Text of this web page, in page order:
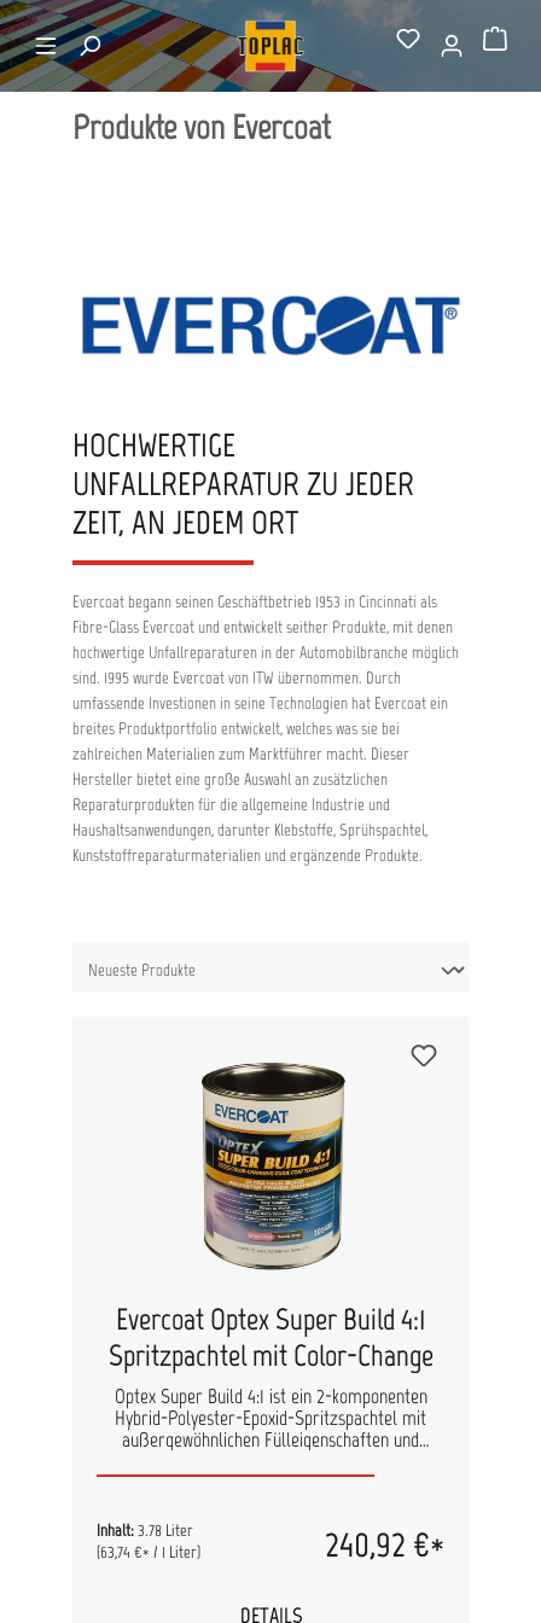
springen
Hersteller von A-Z Evercoat
Produkte von Evercoat
HOCHWERTIGE
UNFALLREPARATUR ZU JEDER
ZEIT, AN JEDEM ORT
Evercoat begann seinen Geschäftbetrieb 1953 in Cincinnati als
Fibre-Glass Evercoat und entwickelt seither Produkte, mit denen
hochwertige Unfallreparaturen in der Automobilbranche möglich
sind. 1995 wurde Evercoat von ITW übernommen. Durch
umfassende Investionen in seine Technologien hat Evercoat ein
breites Produktportfolio entwickelt, welches was sie bei
zahlreichen Materialien zum Marktführer macht. Dieser
Hersteller bietet eine große Auswahl an zusätzlichen
Reparaturprodukten für die allgemeine Industrie und
Haushaltsanwendungen, darunter Klebstoffe, Sprühspachtel,
Kunststoffreparaturmaterialien und ergänzende Produkte.
Evercoat Optex Super Build 4:1
Spritzpachtel mit Color-Change
Optex Super Build 4:1 ist ein 2-komponenten
Hybrid-Polyester-Epoxid-Spritzspachtel mit
außergewöhnlichen Fülleigenschaften und
Technologie. Mit einer Schichtdicke von 100-200
Instandsetzungsarbeiten. Der Spritzspachtel ist
bei der Applikation Rosa und wechselt beim
Vertiefungen rosa belässt. Das Produkt lässt sich
Inhalt:3.78 Liter
(63,74 €* / 1 Liter)
240,92 €*
DETAILS